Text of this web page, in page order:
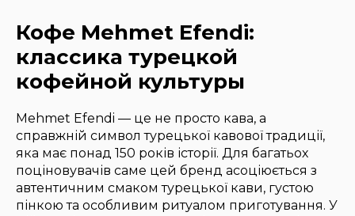
Кофе Mehmet Efendi:
классика турецкой
кофейной культуры
Mehmet Efendi — це не просто кава, а
справжній символ турецької кавової традиції,
яка має понад 150 років історії. Для багатьох
поціновувачів саме цей бренд асоціюється з
автентичним смаком турецької кави, густою
пінкою та особливим ритуалом приготування. У